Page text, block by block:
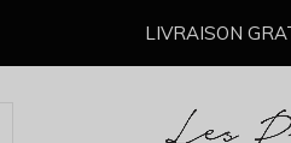
LIVRAISON